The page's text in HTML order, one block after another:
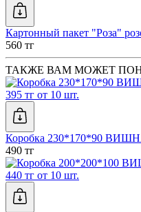
Картонный пакет "Роза"
560 тг
ТАКЖЕ ВАМ МОЖЕТ
395 тг от 10 шт.
Коробка 230*170*90
490 тг
440 тг от 10 шт.